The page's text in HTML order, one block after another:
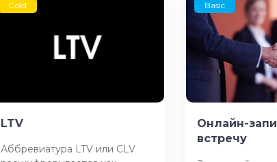
Gold
LTV
Аббревиатура LTV или CLV
Basic
Онлайн-
встречу